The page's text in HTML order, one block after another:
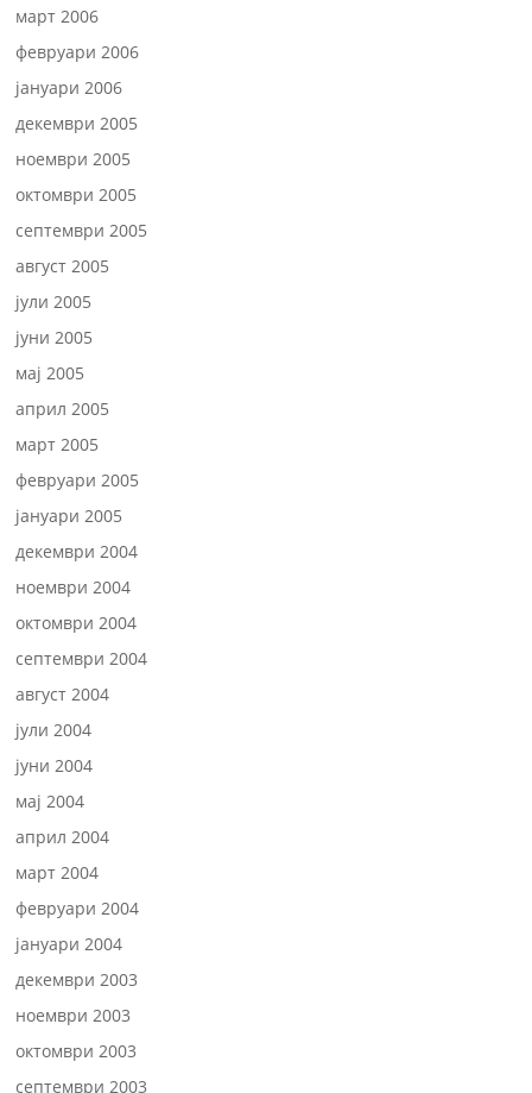
март 2006
февруари 2006
јануари 2006
декември 2005
ноември 2005
октомври 2005
септември 2005
август 2005
јули 2005
јуни 2005
мај 2005
април 2005
март 2005
февруари 2005
јануари 2005
декември 2004
ноември 2004
октомври 2004
септември 2004
август 2004
јули 2004
јуни 2004
мај 2004
април 2004
март 2004
февруари 2004
јануари 2004
декември 2003
ноември 2003
октомври 2003
септември 2003